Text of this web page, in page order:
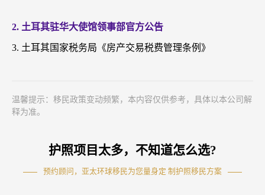
2. 土耳其驻华大使馆领事部官方公告
3. 土耳其国家税务局《房产交易税费管理条例》
温馨提示：移民政策变动频繁，本内容仅供参考，具体以本公司解
释为准。
护照项目太多，不知道怎么选?
预约顾问，亚太环球移民为您量身定 制护照移民方案